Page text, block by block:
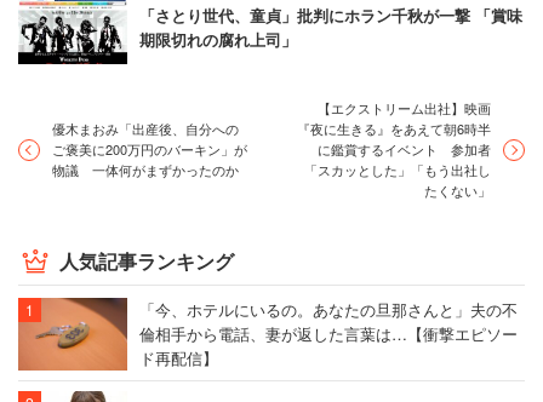
「さとり世代、童貞」批判にホラン千秋が一撃 「賞味
期限切れの腐れ上司」
優木まおみ「出産後、自分への
ご褒美に200万円のバーキン」が
物議 一体何がまずかったのか
【エクストリーム出社】映画
『夜に生きる』をあえて朝6時半
に鑑賞するイベント 参加者
「スカッとした」「もう出社し
たくない」
人気記事ランキング
「今、ホテルにいるの。あなたの旦那さんと」夫の不
倫相手から電話、妻が返した言葉は…【衝撃エピソー
ド再配信】